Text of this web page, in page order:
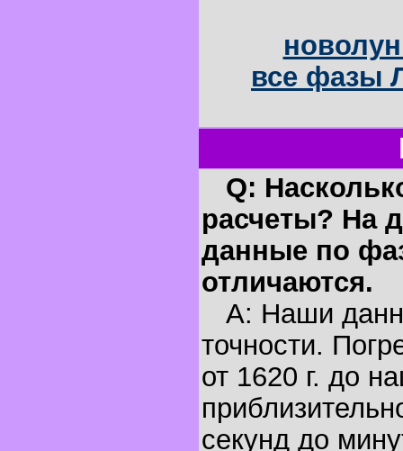
все фазы
Q:
расчеты? На
данные по
отличаются.
A: Наши
точности.
от 1620 г. до
секунд до